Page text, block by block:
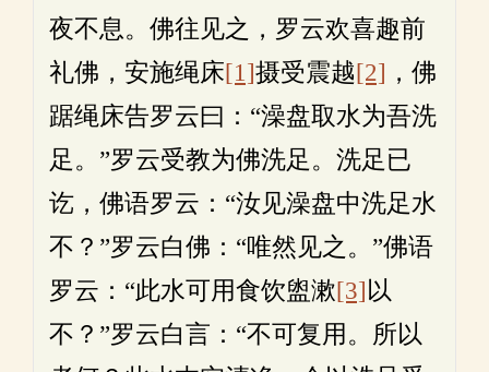
夜不息。佛往见之，罗云欢喜趣前
礼佛，安施绳床[1]摄受震越[2] ，佛
踞绳床告罗云曰：“澡盘取水为吾洗
足。”罗云受教为佛洗足。洗足已
讫，佛语罗云：“汝见澡盘中洗足水
不？”罗云白佛：“唯然见之。”佛语
罗云：“此水可用食饮盥漱[3]以
不？”罗云白言：“不可复用。所以